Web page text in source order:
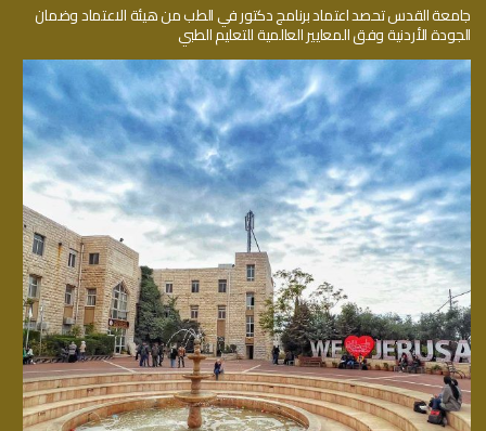
جامعة القدس تحصد اعتماد برنامج دكتور في الطب من هيئة الاعتماد وضمان
الجودة الأردنية وفق المعايير العالمية للتعليم الطبي